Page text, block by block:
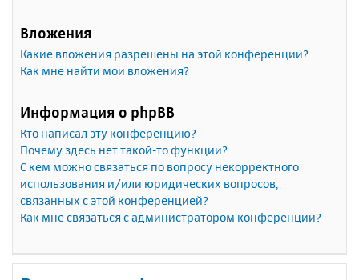
Вложения
Какие вложения разрешены на этой конференции?
Как мне найти мои вложения?
Информация о phpBB
Кто написал эту конференцию?
Почему здесь нет такой-то функции?
С кем можно связаться по вопросу некорректного
использования и/или юридических вопросов,
связанных с этой конференцией?
Как мне связаться с администратором конференции?